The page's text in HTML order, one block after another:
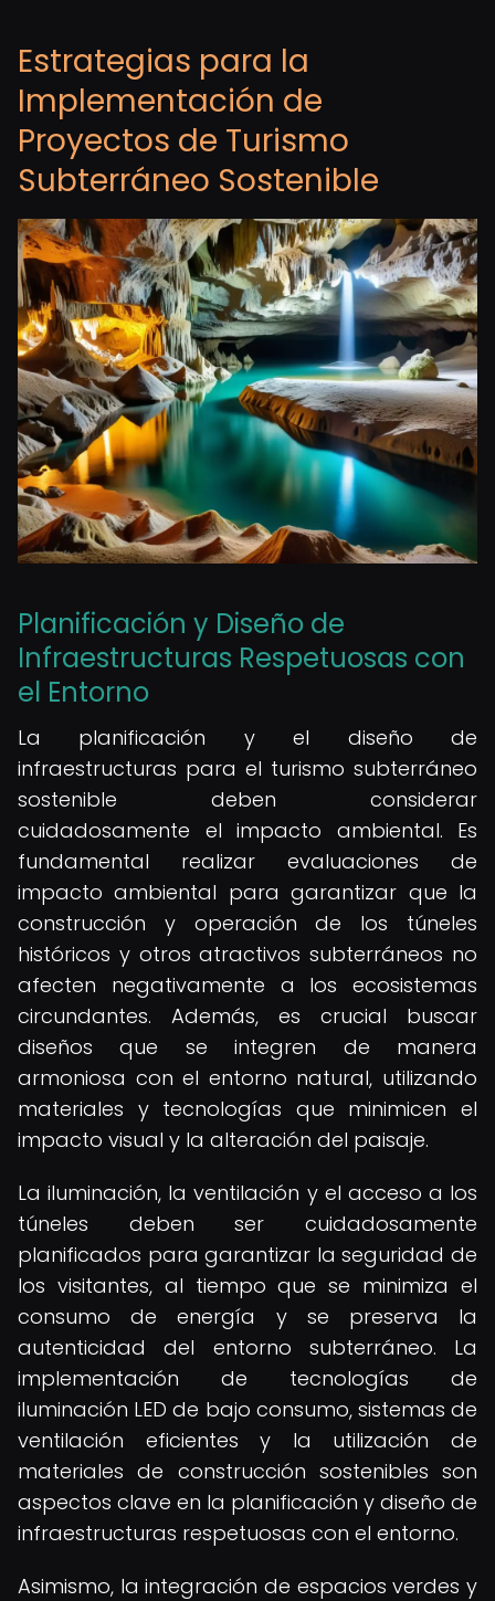
Estrategias para la
Implementación de
Proyectos de Turismo
Subterráneo Sostenible
Planificación y Diseño de
Infraestructuras Respetuosas con
el Entorno
La planificación y el diseño de
infraestructuras para el turismo subterráneo
sostenible deben considerar
cuidadosamente el impacto ambiental. Es
fundamental realizar evaluaciones de
impacto ambiental para garantizar que la
construcción y operación de los túneles
históricos y otros atractivos subterráneos no
afecten negativamente a los ecosistemas
circundantes. Además, es crucial buscar
diseños que se integren de manera
armoniosa con el entorno natural, utilizando
materiales y tecnologías que minimicen el
impacto visual y la alteración del paisaje.
La iluminación, la ventilación y el acceso a los
túneles deben ser cuidadosamente
planificados para garantizar la seguridad de
los visitantes, al tiempo que se minimiza el
consumo de energía y se preserva la
autenticidad del entorno subterráneo. La
implementación de tecnologías de
iluminación LED de bajo consumo, sistemas de
ventilación eficientes y la utilización de
materiales de construcción sostenibles son
aspectos clave en la planificación y diseño de
infraestructuras respetuosas con el entorno.
Asimismo, la integración de espacios verdes y